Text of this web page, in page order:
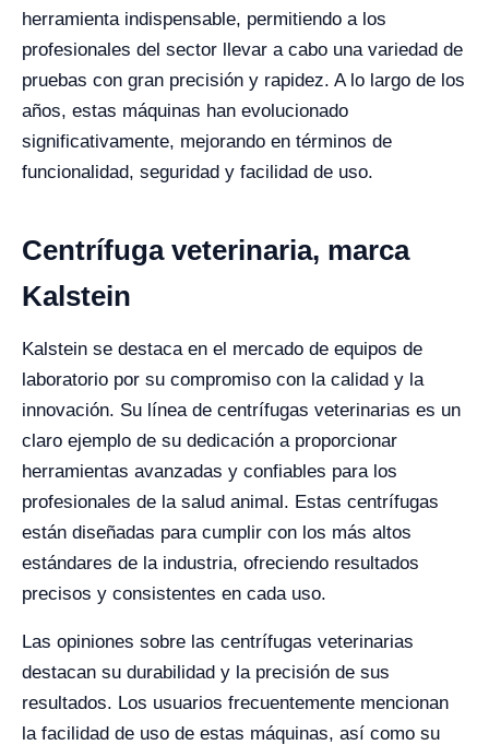
herramienta indispensable, permitiendo a los
profesionales del sector llevar a cabo una variedad de
pruebas con gran precisión y rapidez. A lo largo de los
años, estas máquinas han evolucionado
significativamente, mejorando en términos de
funcionalidad, seguridad y facilidad de uso.
Centrífuga veterinaria, marca
Kalstein
Kalstein se destaca en el mercado de equipos de
laboratorio por su compromiso con la calidad y la
innovación. Su línea de centrífugas veterinarias es un
claro ejemplo de su dedicación a proporcionar
herramientas avanzadas y confiables para los
profesionales de la salud animal. Estas centrífugas
están diseñadas para cumplir con los más altos
estándares de la industria, ofreciendo resultados
precisos y consistentes en cada uso.
Las opiniones sobre las centrífugas veterinarias
destacan su durabilidad y la precisión de sus
resultados. Los usuarios frecuentemente mencionan
la facilidad de uso de estas máquinas, así como su